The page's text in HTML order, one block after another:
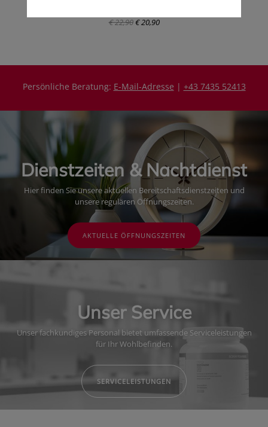
€ 22,90€ 20,90
Persönliche Beratung: E-Mail-Adresse | +43 7435 52413
Dienstzeiten & Nachtdienst
Hier finden Sie unsere aktuellen Bereitschaftsdienstzeiten und
unsere regulären Öffnungszeiten.
AKTUELLE ÖFFNUNGSZEITEN
Unser Service
Unser fachkundiges Personal bietet umfassende Serviceleistungen
für Ihr Wohlbefinden.
SERVICELEISTUNGEN